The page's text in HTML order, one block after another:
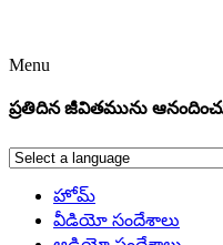
Menu
ప్రతిదిన జీవితమును
హోమ్
వీడియో సందేశాలు